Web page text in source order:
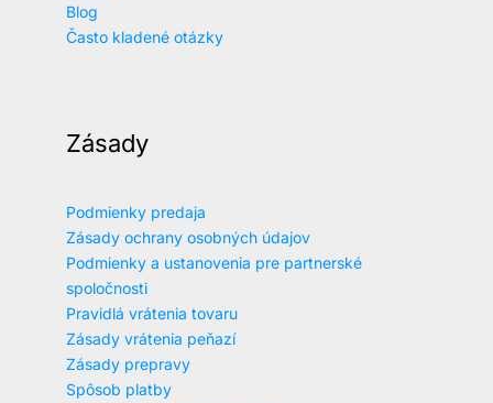
Blog
Často kladené otázky
Zásady
Podmienky predaja
Zásady ochrany osobných údajov
Podmienky a ustanovenia pre partnerské
spoločnosti
Pravidlá vrátenia tovaru
Zásady vrátenia peňazí
Zásady prepravy
Spôsob platby